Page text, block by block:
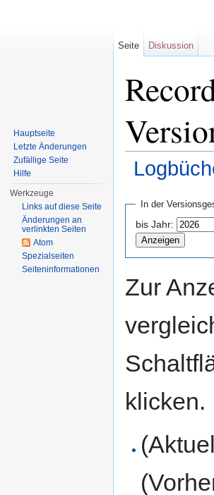
In der
bis Jahr:
Zur
klicken.
Seite Diskussion
Hauptseite
Letzte Änderungen
Zufällige Seite
Hilfe
Werkzeuge
Links auf diese Seite
Änderungen an
verlinkten Seiten
Atom
Spezialseiten
Seiten­informationen